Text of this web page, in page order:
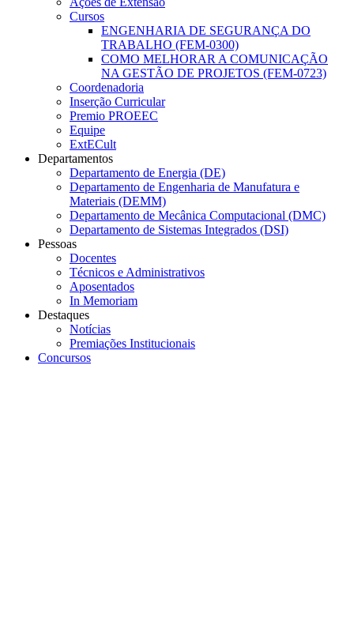
Cursos
ENGENHARIA DE SEGURANÇA DO
TRABALHO (FEM-0300)
COMO MELHORAR A COMUNICAÇÃO
NA GESTÃO DE PROJETOS (FEM-0723)
Coordenadoria
Inserção Curricular
Premio PROEEC
Equipe
ExtECult
Departamentos
Departamento de Energia (DE)
Departamento de Engenharia de Manufatura e
Materiais (DEMM)
Departamento de Mecânica Computacional (DMC)
Departamento de Sistemas Integrados (DSI)
Pessoas
Docentes
Técnicos e Administrativos
Aposentados
In Memoriam
Destaques
Notícias
Premiações Institucionais
Concursos